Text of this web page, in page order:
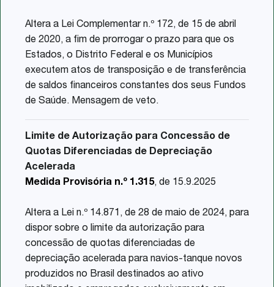
Altera a Lei Complementar n.º 172, de 15 de abril
de 2020, a fim de prorrogar o prazo para que os
Estados, o Distrito Federal e os Municípios
executem atos de transposição e de transferência
de saldos financeiros constantes dos seus Fundos
de Saúde. Mensagem de veto.
Limite de Autorização para Concessão de
Quotas Diferenciadas de Depreciação
Acelerada
Medida Provisória n.º 1.315, de 15.9.2025
Altera a Lei n.º 14.871, de 28 de maio de 2024, para
dispor sobre o limite da autorização para
concessão de quotas diferenciadas de
depreciação acelerada para navios-tanque novos
produzidos no Brasil destinados ao ativo